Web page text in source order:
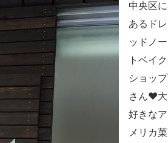
中央区に
あるドレ
ッドノー
トベイク
ショップ
さん♥大
好きなア
メリカ菓